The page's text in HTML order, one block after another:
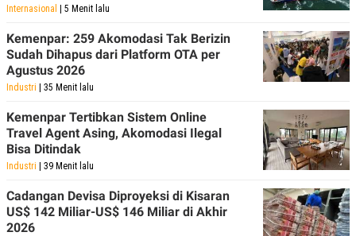
Internasional | 5 Menit lalu
Kemenpar: 259 Akomodasi Tak Berizin
Sudah Dihapus dari Platform OTA per
Agustus 2026
Industri | 35 Menit lalu
Kemenpar Tertibkan Sistem Online
Travel Agent Asing, Akomodasi Ilegal
Bisa Ditindak
Industri | 39 Menit lalu
Cadangan Devisa Diproyeksi di Kisaran
US$ 142 Miliar-US$ 146 Miliar di Akhir
2026